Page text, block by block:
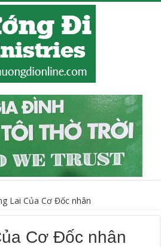
Lai Của Cơ Đốc nhân
Cơ Đốc nhân